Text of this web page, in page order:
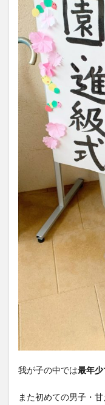
我が子の中では最年
また初めての男子・